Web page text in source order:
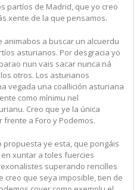
partíos de Madrid, que yo creo
xente de la que pensamos.
animabos a buscar un alcuerdu
asturianos. Por desgracia yo
nun vais sacar nunca ná
otros. Los asturianos
vegada una coallición asturiana
como mínimu nel
Creo que ye la única
frente a Foro y Podemos.
propuesta ye esta, que pongáis
xuntar a toles fuercies
superando rencilles
creo que seya imposible, tien de